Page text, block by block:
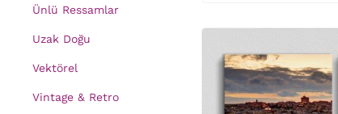
Ünlü Ressamlar
Uzak Doğu
Vektörel
Vintage & Retro